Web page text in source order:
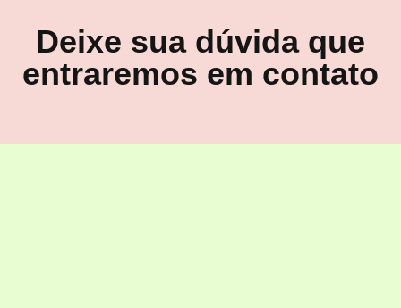
Deixe sua dúvida que
entraremos em contato